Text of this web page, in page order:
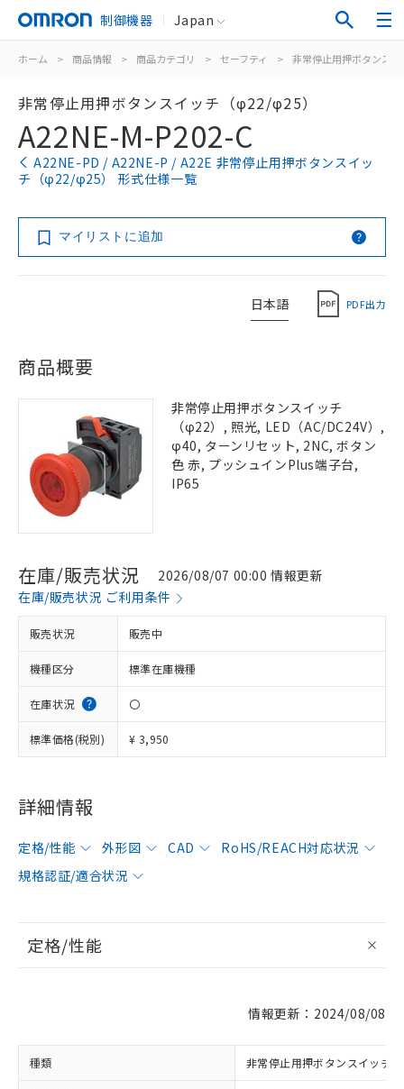
制御機器 Japan
ホーム > 商品情報 > 商品カテゴリ > セーフティ > 非常停止用押ボタンスイ
非常停止用押ボタンスイッチ（φ22/φ25）
A22NE-M-P202-C
A22NE-PD / A22NE-P / A22E 非常停止用押ボタンスイッ
チ（φ22/φ25） 形式仕様一覧
マイリストに追加
日本語 PDF出力
商品概要
非常停止用押ボタンスイッチ
（φ22）, 照光, LED（AC/DC24V）,
φ40, ターンリセット, 2NC, ボタン
色 赤, プッシュインPlus端子台,
IP65
在庫/販売状況
2026/08/07 00:00 情報更新
在庫/販売状況 ご利用条件
販売状況 販売中
機種区分 標準在庫機種
在庫状況 〇
標準価格(税別) ¥ 3,950
詳細情報
定格/性能 外形図 CAD
RoHS/REACH対応状況
規格認証/適合状況
定格/性能
情報更新：2024/08/08
種類 非常停止用押ボタンスイッチ